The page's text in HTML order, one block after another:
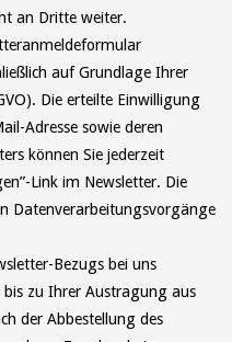
an Dritte weiter.
auf Grundlage Ihrer
Die erteilte Einwilligung
Adresse sowie deren
können Sie jederzeit
Link im Newsletter. Die
Datenverarbeitungsvorgänge
Bezugs bei uns
zu Ihrer Austragung aus
der Abbestellung des